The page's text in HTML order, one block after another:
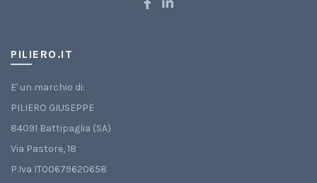
PILIERO.IT
E' un marchio di:
PILIERO GIUSEPPE
84091 Battipaglia (SA)
Via Pastore, 18
P.Iva IT00679620658